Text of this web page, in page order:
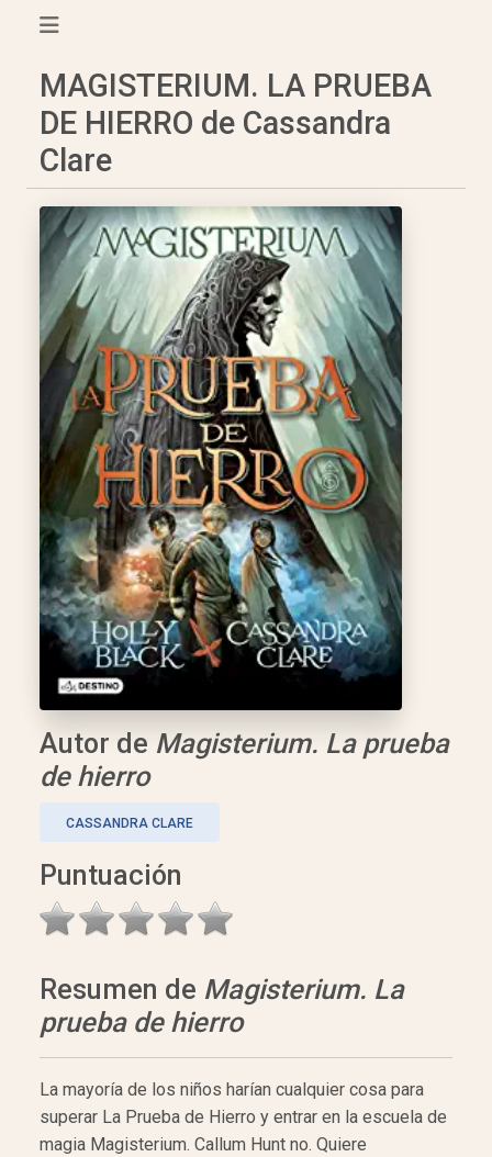
MAGISTERIUM. LA PRUEBA
DE HIERRO de Cassandra
Clare
Autor de Magisterium. La prueba
de hierro
CASSANDRA CLARE
Puntuación
Resumen de Magisterium. La
prueba de hierro
La mayoría de los niños harían cualquier cosa para
superar La Prueba de Hierro y entrar en la escuela de
magia Magisterium. Callum Hunt no. Quiere